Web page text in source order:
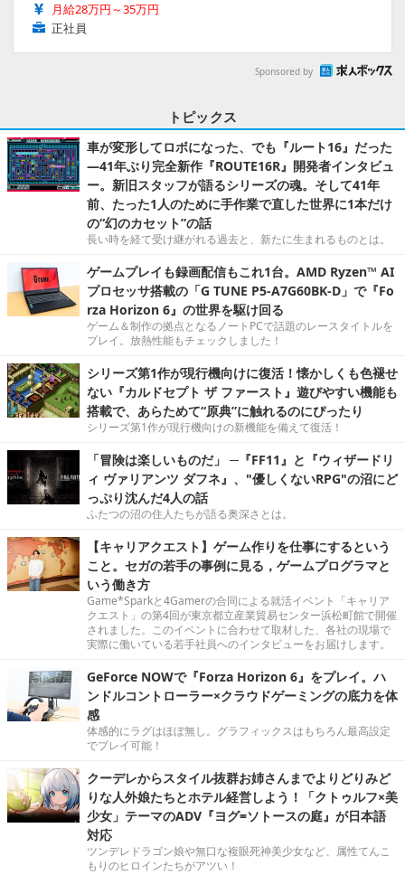
月給28万円～35万円
正社員
Sponsored by
トピックス
車が変形してロボになった、でも『ルート16』だった
―41年ぶり完全新作『ROUTE16R』開発者インタビュ
ー。新旧スタッフが語るシリーズの魂。そして41年
前、たった1人のために手作業で直した世界に1本だけ
の“幻のカセット”の話
長い時を経て受け継がれる過去と、新たに生まれるものとは。
ゲームプレイも録画配信もこれ1台。AMD Ryzen™ AI
プロセッサ搭載の「G TUNE P5-A7G60BK-D」で『Fo
rza Horizon 6』の世界を駆け回る
ゲーム＆制作の拠点となるノートPCで話題のレースタイトルを
プレイ。放熱性能もチェックしました！
シリーズ第1作が現行機向けに復活！懐かしくも色褪せ
ない『カルドセプト ザ ファースト』遊びやすい機能も
搭載で、あらためて“原典”に触れるのにぴったり
シリーズ第1作が現行機向けの新機能を備えて復活！
「冒険は楽しいものだ」 ─『FF11』と『ウィザードリ
ィ ヴァリアンツ ダフネ』、"優しくないRPG"の沼にど
っぷり沈んだ4人の話
ふたつの沼の住人たちが語る奥深さとは。
【キャリアクエスト】ゲーム作りを仕事にするという
こと。セガの若手の事例に見る，ゲームプログラマと
いう働き方
Game*Sparkと4Gamerの合同による就活イベント「キャリア
クエスト」の第4回が東京都立産業貿易センター浜松町館で開催
されました。このイベントに合わせて取材した、各社の現場で
実際に働いている若手社員へのインタビューをお届けします。
GeForce NOWで『Forza Horizon 6』をプレイ。ハ
ンドルコントローラー×クラウドゲーミングの底力を体
感
体感的にラグはほぼ無し。グラフィックスはもちろん最高設定
でプレイ可能！
クーデレからスタイル抜群お姉さんまでよりどりみど
りな人外娘たちとホテル経営しよう！「クトゥルフ×美
少女」テーマのADV『ヨグ=ソトースの庭』が日本語
対応
ツンデレドラゴン娘や無口な複眼死神美少女など、属性てんこ
もりのヒロインたちがアツい！